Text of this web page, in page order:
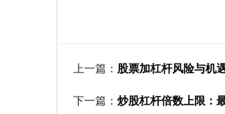
上一篇： 股票加杠杆风险与机
下一篇： 炒股杠杆倍数上限：